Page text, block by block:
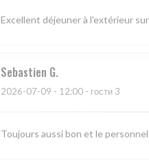
Excellent déjeuner à l'extérieur
Sebastien G
2026-07-09 - 12:00 - гости 3
Toujours aussi bon et le